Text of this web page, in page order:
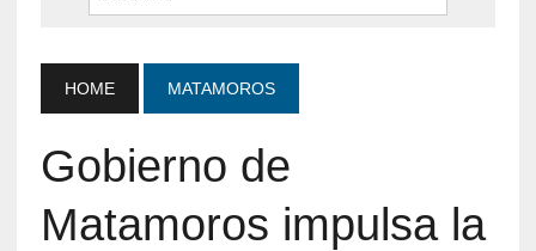
HOME MATAMOROS
Gobierno de
Matamoros impulsa la